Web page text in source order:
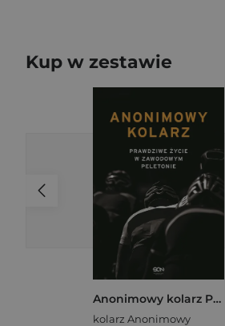
Kup w zestawie
Anonimowy kolarz Prawdziwe życie w zawodowym peletonie
kolarz Anonimowy